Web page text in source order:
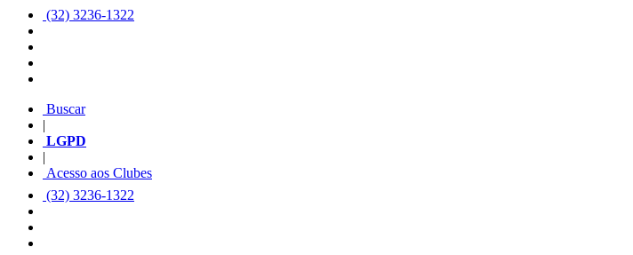
(32) 3236-1322
Buscar
|
LGPD
|
Acesso aos Clubes
(32) 3236-1322